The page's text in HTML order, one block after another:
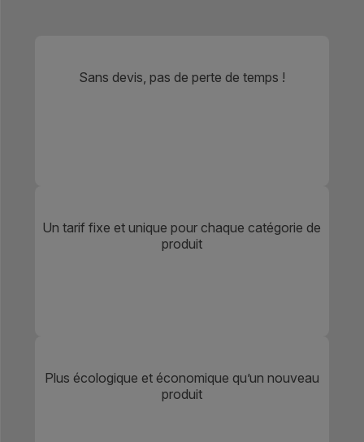
Sans devis, pas de perte de temps !
Un tarif fixe et unique pour chaque catégorie de
produit
Plus écologique et économique qu’un nouveau
produit